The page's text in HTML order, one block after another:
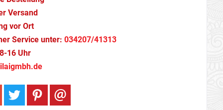
Versand
vor Ort
Service unter: 034207/41313
16 Uhr